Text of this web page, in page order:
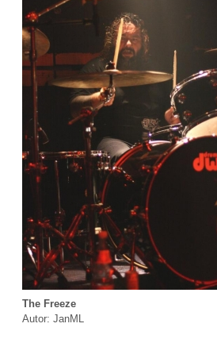
The Freeze
Autor: JanML